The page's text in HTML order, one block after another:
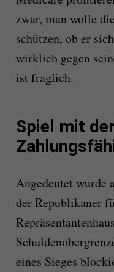
zwar, man wolle
schützen, ob er
wirklich gegen
ist fraglich.
Spiel mit
Angedeutet wurde
der Republikaner
eines Sieges